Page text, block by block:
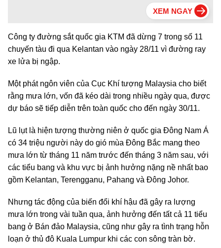
Công ty đường sắt quốc gia KTM đã dừng 7 trong số 11
chuyến tàu đi qua Kelantan vào ngày 28/11 vì đường ray
xe lửa bị ngập.
Một phát ngôn viên của Cục Khí tượng Malaysia cho biết
rằng mưa lớn, vốn đã kéo dài trong nhiều ngày qua, được
dự báo sẽ tiếp diễn trên toàn quốc cho đến ngày 30/11.
Lũ lụt là hiện tượng thường niên ở quốc gia Đông Nam Á
có 34 triệu người này do gió mùa Đông Bắc mang theo
mưa lớn từ tháng 11 năm trước đến tháng 3 năm sau, với
các tiểu bang và khu vực bị ảnh hưởng nặng nề nhất bao
gồm Kelantan, Terengganu, Pahang và Đông Johor.
Nhưng tác động của biến đổi khí hậu đã gây ra lượng
mưa lớn trong vài tuần qua, ảnh hưởng đến tất cả 11 tiểu
bang ở Bán đảo Malaysia, cũng như gây ra tình trạng hỗn
loạn ở thủ đô Kuala Lumpur khi các con sông tràn bờ.